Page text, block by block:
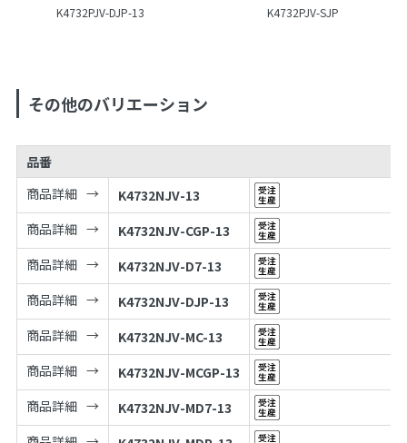
K4732PJV-DJP-13 K4732PJV-SJP
その他のバリエーション
品番
商品詳細
K4732NJV-13
商品詳細
K4732NJV-CGP-13
商品詳細
K4732NJV-D7-13
商品詳細
K4732NJV-DJP-13
商品詳細
K4732NJV-MC-13
商品詳細
K4732NJV-MCGP-13
商品詳細
K4732NJV-MD7-13